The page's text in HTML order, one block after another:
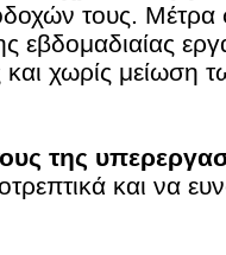
τους. Μέτρα
εβδομαδιαίας
και χωρίς
της
και να